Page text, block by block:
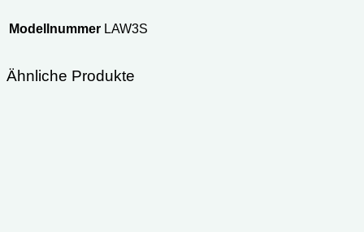
Modellnummer LAW3S
Ähnliche Produkte